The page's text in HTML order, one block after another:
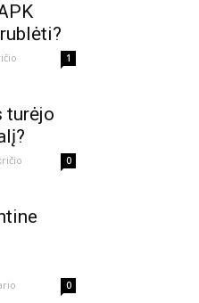
1
turėjo
0
0